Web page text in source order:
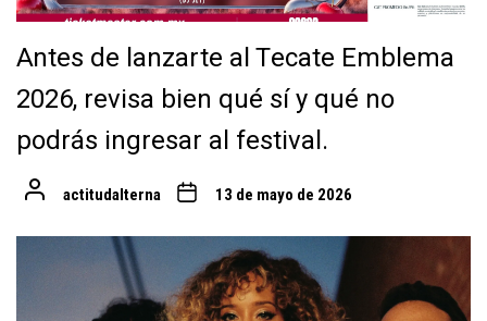
Antes de lanzarte al Tecate Emblema
2026, revisa bien qué sí y qué no
podrás ingresar al festival.
actitudalterna 13 de mayo de 2026